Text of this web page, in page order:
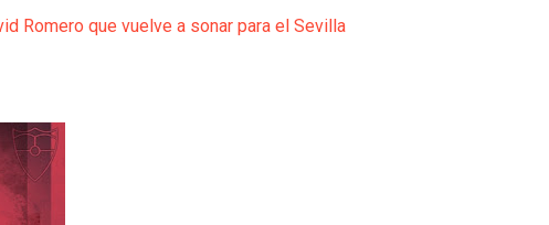
Romero que vuelve a sonar para el Sevilla